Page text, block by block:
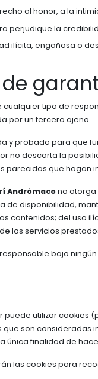
al honor, a la
perjudique la
ilícita, engañosa o
de
cualquier tipo de
por un tercero ajeno.
y probada para que
no descarta la
parecidas que hagan
Andrómacono otorga
de disponibilidad,
contenidos; del uso
los servicios
bajo
puede utilizar
son consideradas
única finalidad de
las cookies para